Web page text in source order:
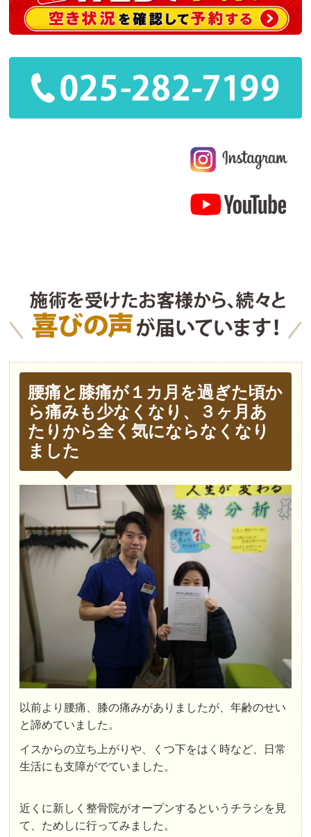
腰痛と膝痛が１カ月を過ぎた頃か
ら痛みも少なくなり、３ヶ月あ
たりから全く気にならなくなり
ました
以前より腰痛、膝の痛みがありましたが、年齢のせい
と諦めていました。
イスからの立ち上がりや、くつ下をはく時など、日常
生活にも支障がでていました。
近くに新しく整骨院がオープンするというチラシを見
て、ためしに行ってみました。